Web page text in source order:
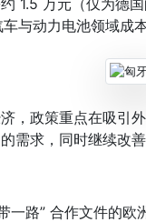
1.5 万元（仅为德
与动力电池领域成
政策重点在吸引
需求，同时继续改
路” 合作文件的欧